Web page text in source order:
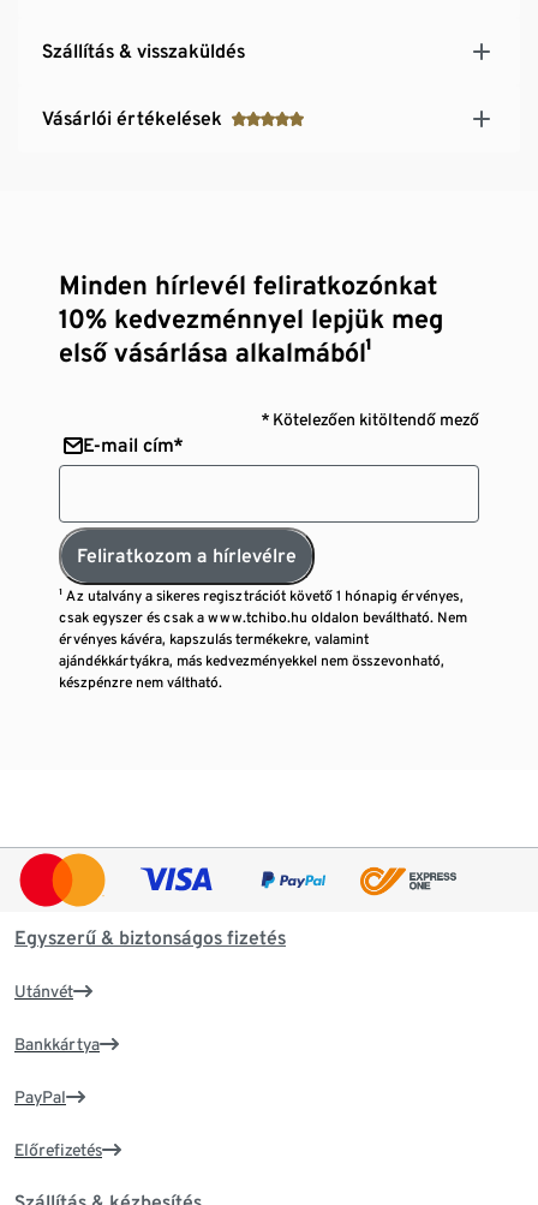
Szállítás & visszaküldés
Vásárlói értékelések
Minden hírlevél feliratkozónkat
10% kedvezménnyel lepjük meg
első vásárlása alkalmából¹
* Kötelezően kitöltendő mező
E-mail cím*
Feliratkozom a hírlevélre
¹ Az utalvány a sikeres regisztrációt követő 1 hónapig érvényes,
csak egyszer és csak a www.tchibo.hu oldalon beváltható. Nem
érvényes kávéra, kapszulás termékekre, valamint
ajándékkártyákra, más kedvezményekkel nem összevonható,
készpénzre nem váltható.
Egyszerű & biztonságos fizetés
Utánvét
Bankkártya
PayPal
Előrefizetés